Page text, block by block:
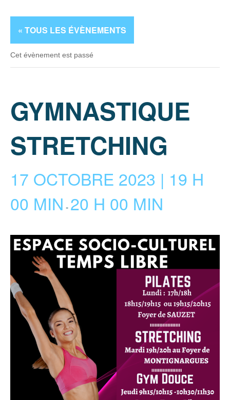
« TOUS LES ÉVÈNEMENTS
Cet évènement est passé
GYMNASTIQUE
STRETCHING
17 OCTOBRE 2023 | 19 H
00 MIN - 20 H 00 MIN